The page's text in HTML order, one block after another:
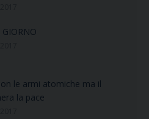
le armi atomiche ma il
la pace